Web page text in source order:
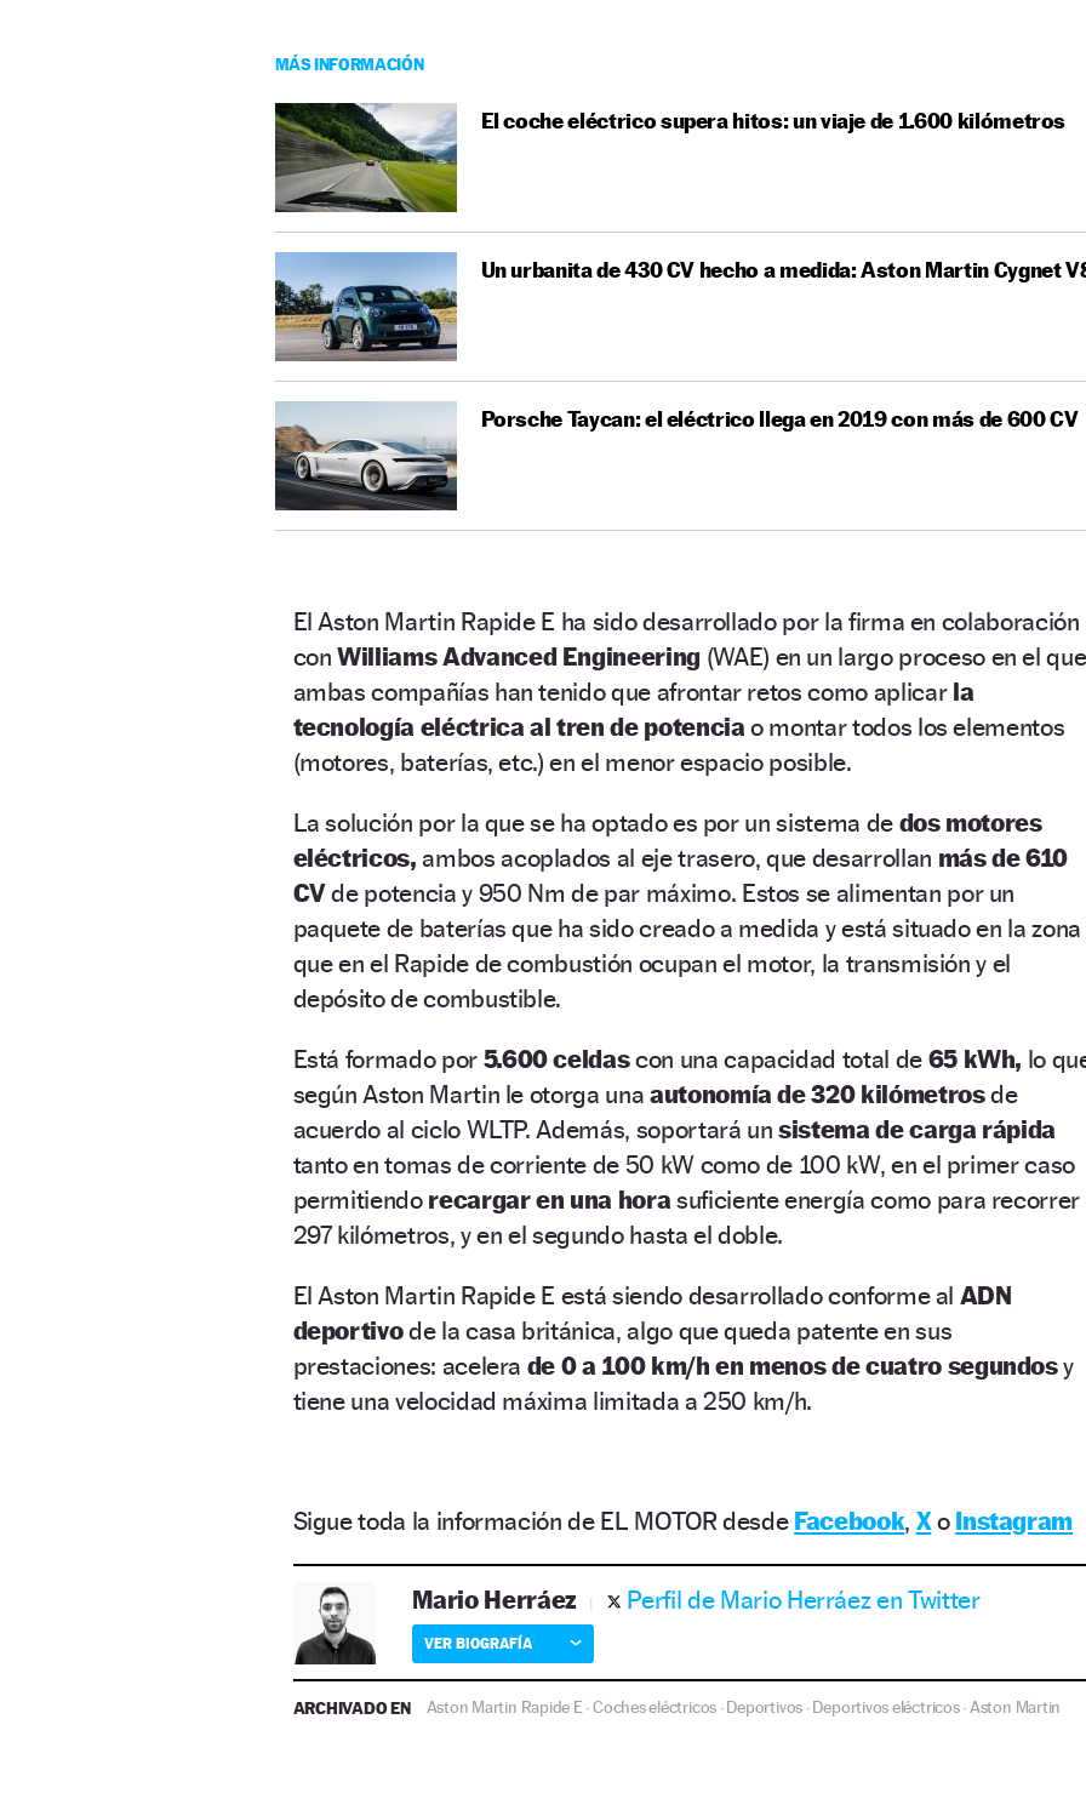
MÁS INFORMACIÓN
El coche eléctrico supera hitos: un viaje de 1.600 kilómetros
Un urbanita de 430 CV hecho a medida: Aston Martin Cygnet
Porsche Taycan: el eléctrico llega en 2019 con más de 600 CV
El Aston Martin Rapide E ha sido desarrollado por la firma en colaboración
conWilliams Advanced Engineering(WAE) en un largo proceso en el que
ambas compañías han tenido que afrontar retos como aplicarla
tecnología eléctrica al tren de potencia o montar todos los elementos
(motores, baterías, etc.) en el menor espacio posible.
La solución por la que se ha optado es por un sistema de dos motores
eléctricos, ambos acoplados al eje trasero, que desarrollan más de 610
CVde potencia y 950 Nm de par máximo. Estos se alimentan por un
paquete de baterías que ha sido creado a medida y está situado en la zona
que en el Rapide de combustión ocupan el motor, la transmisión y el
depósito de combustible.
Está formado por5.600 celdascon una capacidad total de 65 kWh, lo
según Aston Martin le otorga una autonomía de 320 kilómetrosde
acuerdo al ciclo WLTP. Además, soportará unsistema de carga rápida
tanto en tomas de corriente de 50 kW como de 100 kW, en el primer caso
permitiendo recargar en una hora suficiente energía como para recorrer
297 kilómetros, y en el segundo hasta el doble.
El Aston Martin Rapide E está siendo desarrollado conforme al ADN
deportivode la casa británica, algo que queda patente en sus
prestaciones: acelera de 0 a 100 km/h en menos de cuatro segundosy
tiene una velocidad máxima limitada a 250 km/h.
Sigue toda la información de EL MOTOR desde Facebook, Xo Instagram
Mario Herráez Perfil de Mario Herráez en Twitter
VER BIOGRAFÍA
ARCHIVADO EN Aston Martin Rapide E·Coches eléctricos ·Deportivos ·Deportivos eléctricos· Aston Martin